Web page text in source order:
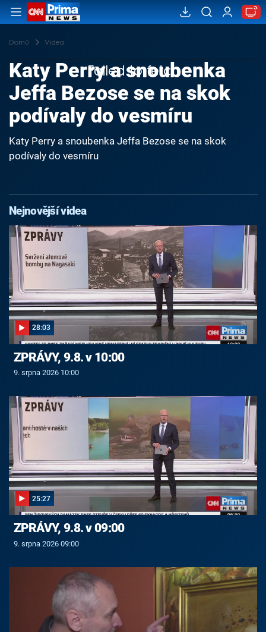
Domů Videa
Failed to fetch
Katy Perry a snoubenka
Jeffa Bezose se na skok
podívaly do vesmíru
Katy Perry a snoubenka Jeffa Bezose se na skok
podívaly do vesmíru
Nejnovější videa
28:03
ZPRÁVY, 9.8. v 10:00
9. srpna 2026 10:00
25:27
ZPRÁVY, 9.8. v 09:00
9. srpna 2026 09:00